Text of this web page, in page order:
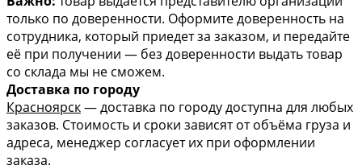
только по доверенности. Оформите доверенность на
сотрудника, который приедет за заказом, и передайте
её при получении — без доверенности выдать товар
со склада мы не сможем.
Доставка по городу
Красноярск— доставка по городу доступна для любых
заказов. Стоимость и сроки зависят от объёма груза и
адреса, менеджер согласует их при оформлении
заказа.